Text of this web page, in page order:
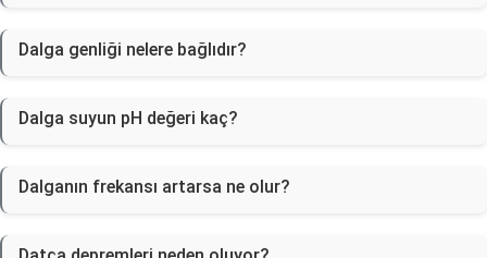
Dalga genliği nelere bağlıdır?
Dalga suyun pH değeri kaç?
Dalganın frekansı artarsa ne olur?